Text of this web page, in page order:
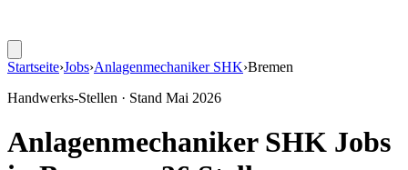
Startseite›Jobs›Anlagenmechaniker SHK›Bremen
Handwerks-Stellen · Stand Mai 2026
Anlagenmechaniker SHK Jobs